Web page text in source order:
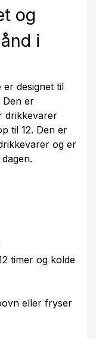
og
i
designet til
Den er
drikkevarer
til 12. Den er
og er
timer og kolde
eller fryser